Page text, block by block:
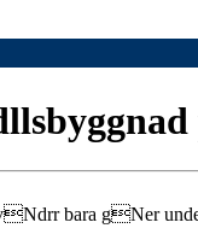
bara gNer